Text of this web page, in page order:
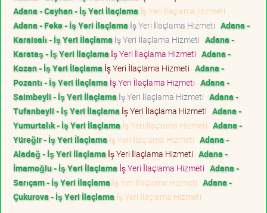
Adana - Ceyhan - İş Yeri İlaçlama İş Yeri İlaçlama Hizmeti
Adana - Feke - İş Yeri İlaçlama İş Yeri İlaçlama Hizmeti Adana -
Karaisalı - İş Yeri İlaçlama İş Yeri İlaçlama Hizmeti Adana -
Karataş - İş Yeri İlaçlama İş Yeri İlaçlama Hizmeti Adana -
Kozan - İş Yeri İlaçlama İş Yeri İlaçlama Hizmeti Adana -
Pozantı - İş Yeri İlaçlama İş Yeri İlaçlama Hizmeti Adana -
Saimbeyli - İş Yeri İlaçlama İş Yeri İlaçlama Hizmeti Adana -
Tufanbeyli - İş Yeri İlaçlama İş Yeri İlaçlama Hizmeti Adana -
Yumurtalık - İş Yeri İlaçlama İş Yeri İlaçlama Hizmeti Adana -
Yüreğir - İş Yeri İlaçlama İş Yeri İlaçlama Hizmeti Adana -
Aladağ - İş Yeri İlaçlama İş Yeri İlaçlama Hizmeti Adana -
İmamoğlu - İş Yeri İlaçlama İş Yeri İlaçlama Hizmeti Adana -
Sarıçam - İş Yeri İlaçlama İş Yeri İlaçlama Hizmeti Adana -
Çukurova - İş Yeri İlaçlama İş Yeri İlaçlama Hizmeti